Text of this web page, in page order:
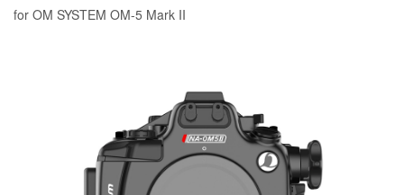
for OM SYSTEM OM-5 Mark II